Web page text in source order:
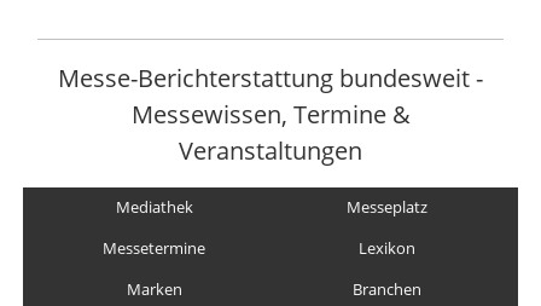
Messe-Berichterstattung bundesweit -
Messewissen, Termine &
Veranstaltungen
Mediathek
Messeplatz
Messetermine
Lexikon
Marken
Branchen